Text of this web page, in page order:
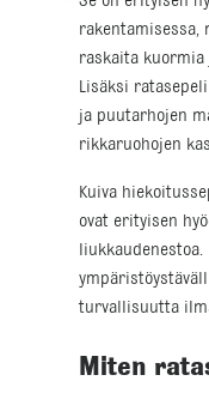
rakentamisessa,
raskaita kuormia
Lisäksi
ja puutarhojen
rikkaruohojen
Kuiva
ovat erityisen
turvallisuutta
Miten